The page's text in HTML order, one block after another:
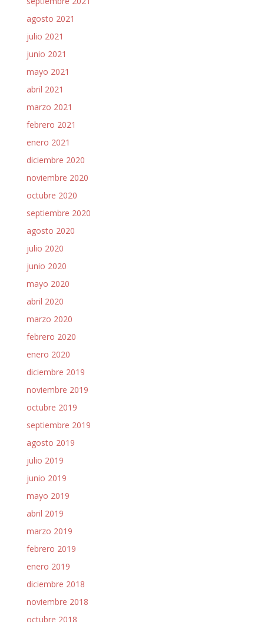
agosto 2021
julio 2021
junio 2021
mayo 2021
abril 2021
marzo 2021
febrero 2021
enero 2021
diciembre 2020
noviembre 2020
octubre 2020
septiembre 2020
agosto 2020
julio 2020
junio 2020
mayo 2020
abril 2020
marzo 2020
febrero 2020
enero 2020
diciembre 2019
noviembre 2019
octubre 2019
septiembre 2019
agosto 2019
julio 2019
junio 2019
mayo 2019
abril 2019
marzo 2019
febrero 2019
enero 2019
diciembre 2018
noviembre 2018
octubre 2018